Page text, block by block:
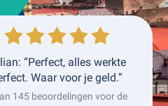
“Perfect, alles werkte
Waar voor je geld.”
145 beoordelingen voor de